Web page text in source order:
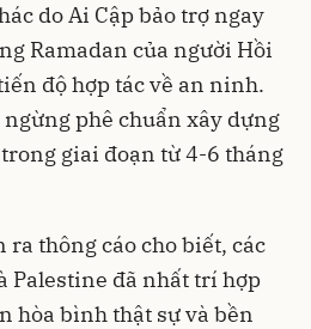
do Ai Cập bảo trợ ngay
Ramadan của người Hồi
độ hợp tác về an ninh.
phê chuẩn xây dựng
giai đoạn từ 4-6 tháng
ra thông cáo cho biết, các
Palestine đã nhất trí hợp
hòa bình thật sự và bền